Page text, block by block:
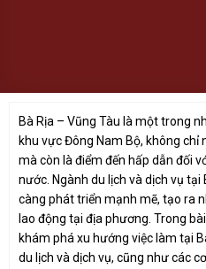
Bà Rịa – Vũng Tàu là một trong
khu vực Đông Nam Bộ, không chỉ
mà còn là điểm đến hấp dẫn đối
nước. Ngành du lịch và dịch vụ
càng phát triển mạnh mẽ, tạo ra
lao động tại địa phương. Trong
khám phá xu hướng việc làm tại
du lịch và dịch vụ, cũng như các